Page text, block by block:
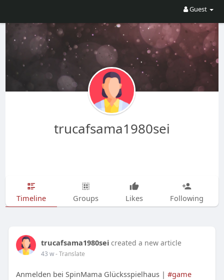
Guest
trucafsama1980sei
Timeline Groups Likes Following
trucafsama1980sei created a new article
43 w- Translate
Anmelden bei SpinMama Glücksspielhaus | #game